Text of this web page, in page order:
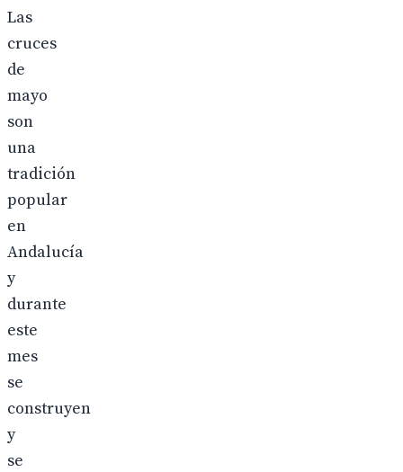
Las
cruces
de
mayo
son
una
tradición
popular
en
Andalucía
y
durante
este
mes
se
construyen
y
se